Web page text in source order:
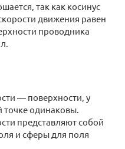
так как косинус
движения равен
проводника
— поверхности, у
одинаковы.
представляют собой
и сферы для поля